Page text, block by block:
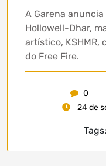
A Garena
Hollowell-Dhar,
artístico, KSHMR,
do Free Fire.
0
24 de
Tags: